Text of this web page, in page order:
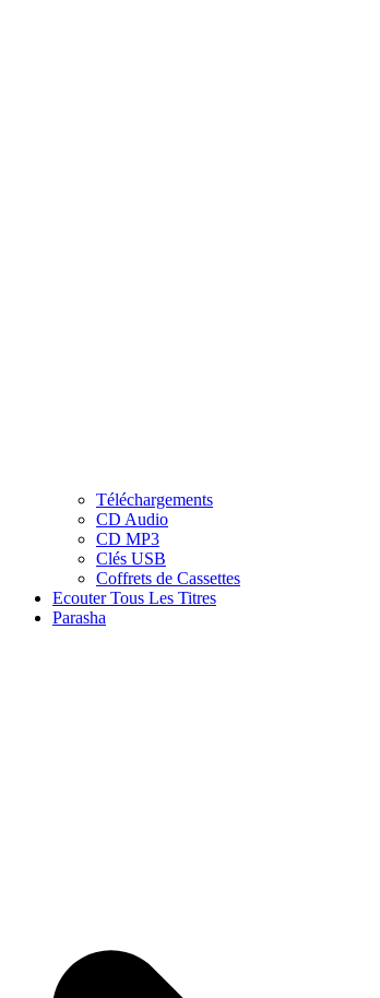
Téléchargements
CD Audio
CD MP3
Clés USB
Coffrets de Cassettes
Ecouter Tous Les Titres
Parasha